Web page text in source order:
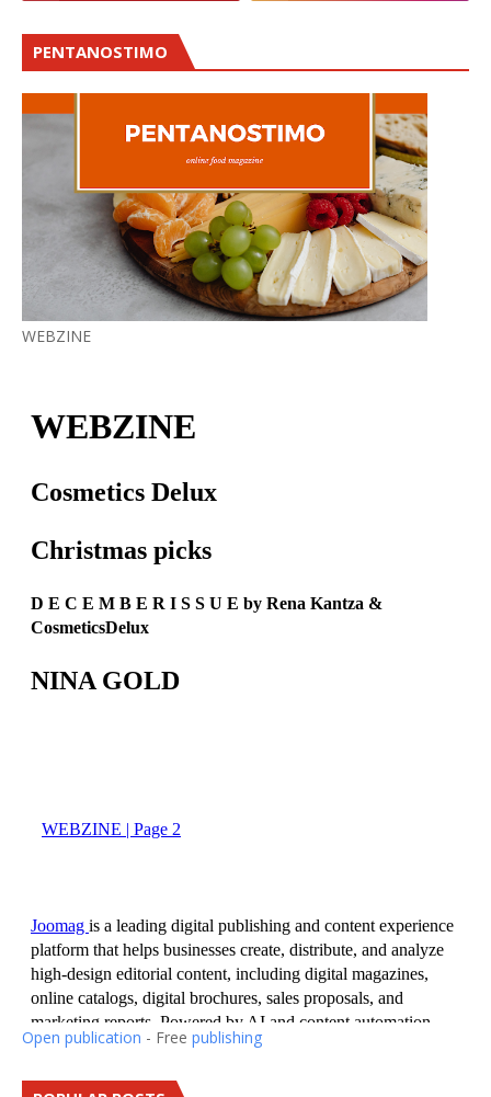
PENTANOSTIMO
WEBZINE
Open publication - Free publishing